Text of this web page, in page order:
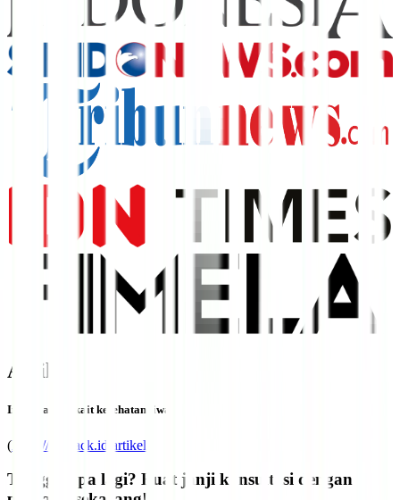
Artikel
Informasi terkait kesehatan jiwa
(https://lifepack.id/artikel/
Tunggu apa lagi? Buat janji konsultasi dengan